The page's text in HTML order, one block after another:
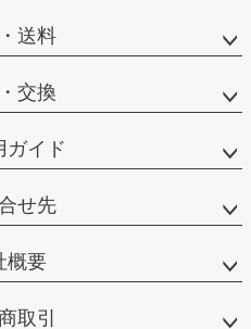
送料
交換
ガイド
せ先
概要
取引